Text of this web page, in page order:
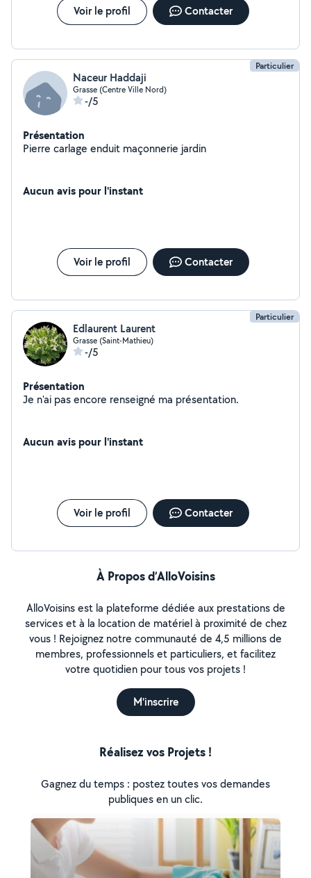
Voir le profil Contacter
Particulier
Naceur Haddaji
Grasse (Centre Ville Nord)
-/5
Présentation
Pierre carlage enduit maçonnerie jardin
Aucun avis pour l'instant
Voir le profil Contacter
Particulier
Edlaurent Laurent
Grasse (Saint-Mathieu)
-/5
Présentation
Je n'ai pas encore renseigné ma présentation.
Aucun avis pour l'instant
Voir le profil Contacter
À Propos d’AlloVoisins
AlloVoisins est la plateforme dédiée aux prestations de
services et à la location de matériel à proximité de chez
vous ! Rejoignez notre communauté de 4,5 millions de
membres, professionnels et particuliers, et facilitez
votre quotidien pour tous vos projets !
M'inscrire
Réalisez vos Projets !
Gagnez du temps : postez toutes vos demandes
publiques en un clic.